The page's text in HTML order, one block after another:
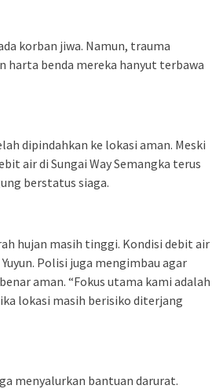
korban jiwa. Namun, trauma
harta benda mereka hanyut terbawa
dipindahkan ke lokasi aman. Meski
air di Sungai Way Semangka terus
berstatus siaga.
hujan masih tinggi. Kondisi debit air
Polisi juga mengimbau agar
aman. “Fokus utama kami adalah
lokasi masih berisiko diterjang
menyalurkan bantuan darurat.